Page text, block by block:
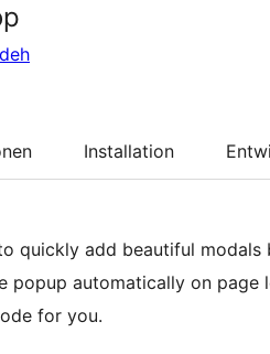
Installation
quickly add beautiful
popup automatically on page
for you.